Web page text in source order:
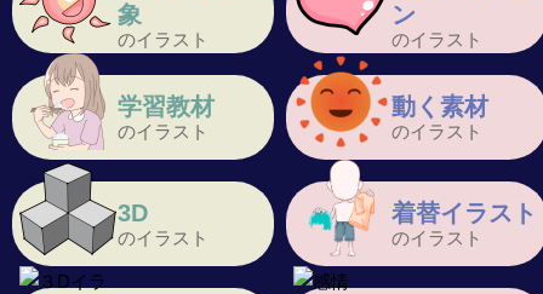
象
のイラスト
ン
のイラスト
学習教材
のイラスト
動く素材
のイラスト
3D
のイラスト
着替イラスト
のイラスト